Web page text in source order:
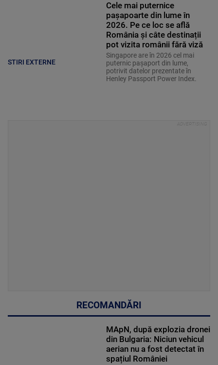
STIRI EXTERNE
Cele mai puternice
pașapoarte din lume în
2026. Pe ce loc se află
România și câte destinații
pot vizita românii fără viză
Singapore are în 2026 cel mai
puternic pașaport din lume,
potrivit datelor prezentate în
Henley Passport Power Index.
RECOMANDĂRI
MApN, după explozia dronei
din Bulgaria: Niciun vehicul
aerian nu a fost detectat în
spațiul României